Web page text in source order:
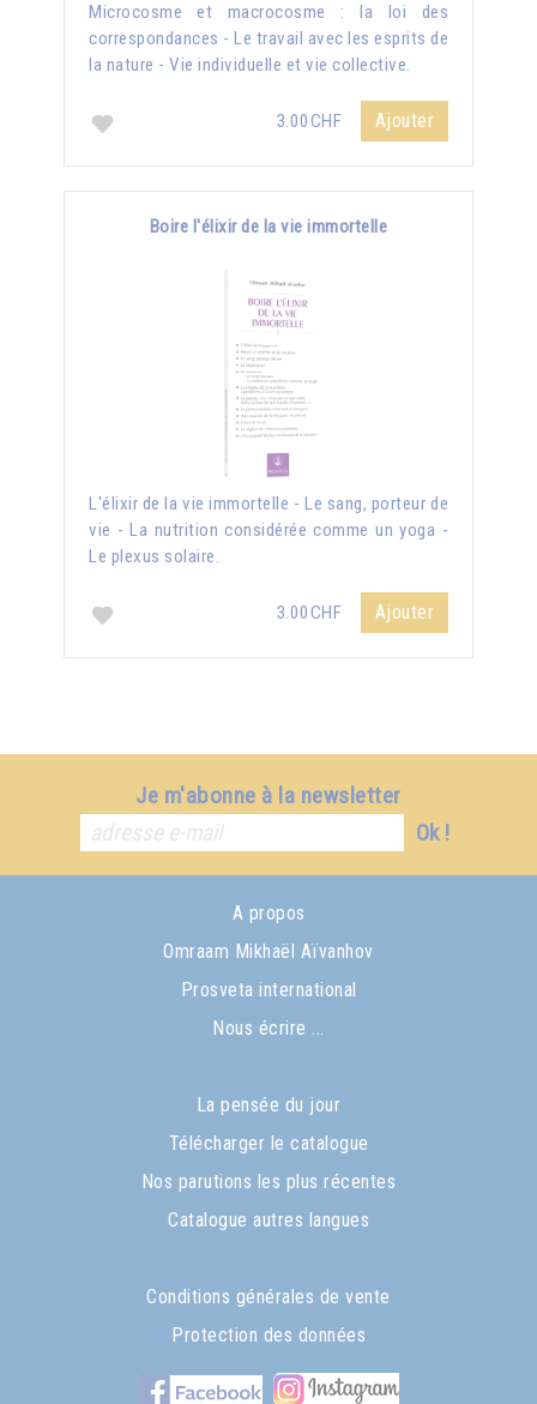
Microcosme et macrocosme : la loi des
correspondances - Le travail avec les esprits de
la nature - Vie individuelle et vie collective.
3.00CHF Ajouter
Boire l'élixir de la vie immortelle
L'élixir de la vie immortelle - Le sang, porteur de
vie - La nutrition considérée comme un yoga -
Le plexus solaire.
3.00CHF Ajouter
Je m'abonne à la newsletter
Ok !
A propos
Omraam Mikhaël Aïvanhov
Prosveta international
Nous écrire ...
La pensée du jour
Télécharger le catalogue
Nos parutions les plus récentes
Catalogue autres langues
Conditions générales de vente
Protection des données